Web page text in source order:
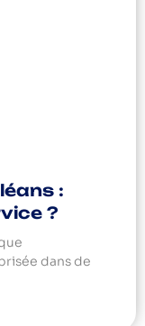
:
?
dans de